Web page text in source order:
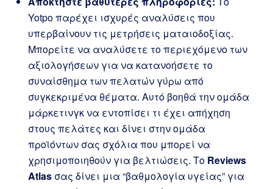
Yotpo παρέχει ισχυρές αναλύσεις που
υπερβαίνουν τις μετρήσεις ματαιοδοξίας.
Μπορείτε να αναλύσετε το περιεχόμενο των
αξιολογήσεων για να κατανοήσετε το
συναίσθημα των πελατών γύρω από
συγκεκριμένα θέματα. Αυτό βοηθά την ομάδα
μάρκετινγκ να εντοπίσει τι έχει απήχηση
στους πελάτες και δίνει στην ομάδα
προϊόντων σας σχόλια που μπορεί να
χρησιμοποιηθούν για βελτιώσεις. Το Reviews
Atlas σας δίνει μια “βαθμολογία υγείας” για